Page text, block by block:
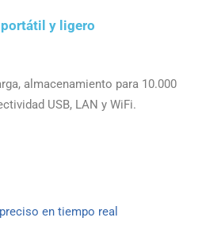
y ligero
almacenamiento para 10.000
USB, LAN y WiFi.
en tiempo real